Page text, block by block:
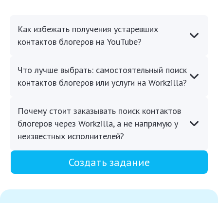
Как избежать получения устаревших
контактов блогеров на YouTube?
Что лучше выбрать: самостоятельный поиск
контактов блогеров или услуги на Workzilla?
Почему стоит заказывать поиск контактов
блогеров через Workzilla, а не напрямую у
неизвестных исполнителей?
Создать задание